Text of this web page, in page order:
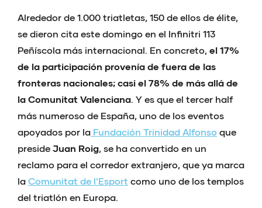
Alrededor de 1.000 triatletas, 150 de ellos de élite,
se dieron cita este domingo en el Infinitri 113
Peñíscola más internacional. En concreto, el 17%
de la participación provenía de fuera de las
fronteras nacionales; casi el 78% de más allá de
la Comunitat Valenciana. Y es que el tercer half
más numeroso de España, uno de los eventos
apoyados por la Fundación Trinidad Alfonso que
preside Juan Roig, se ha convertido en un
reclamo para el corredor extranjero, que ya marca
la Comunitat de l’Esport como uno de los templos
del triatlón en Europa.